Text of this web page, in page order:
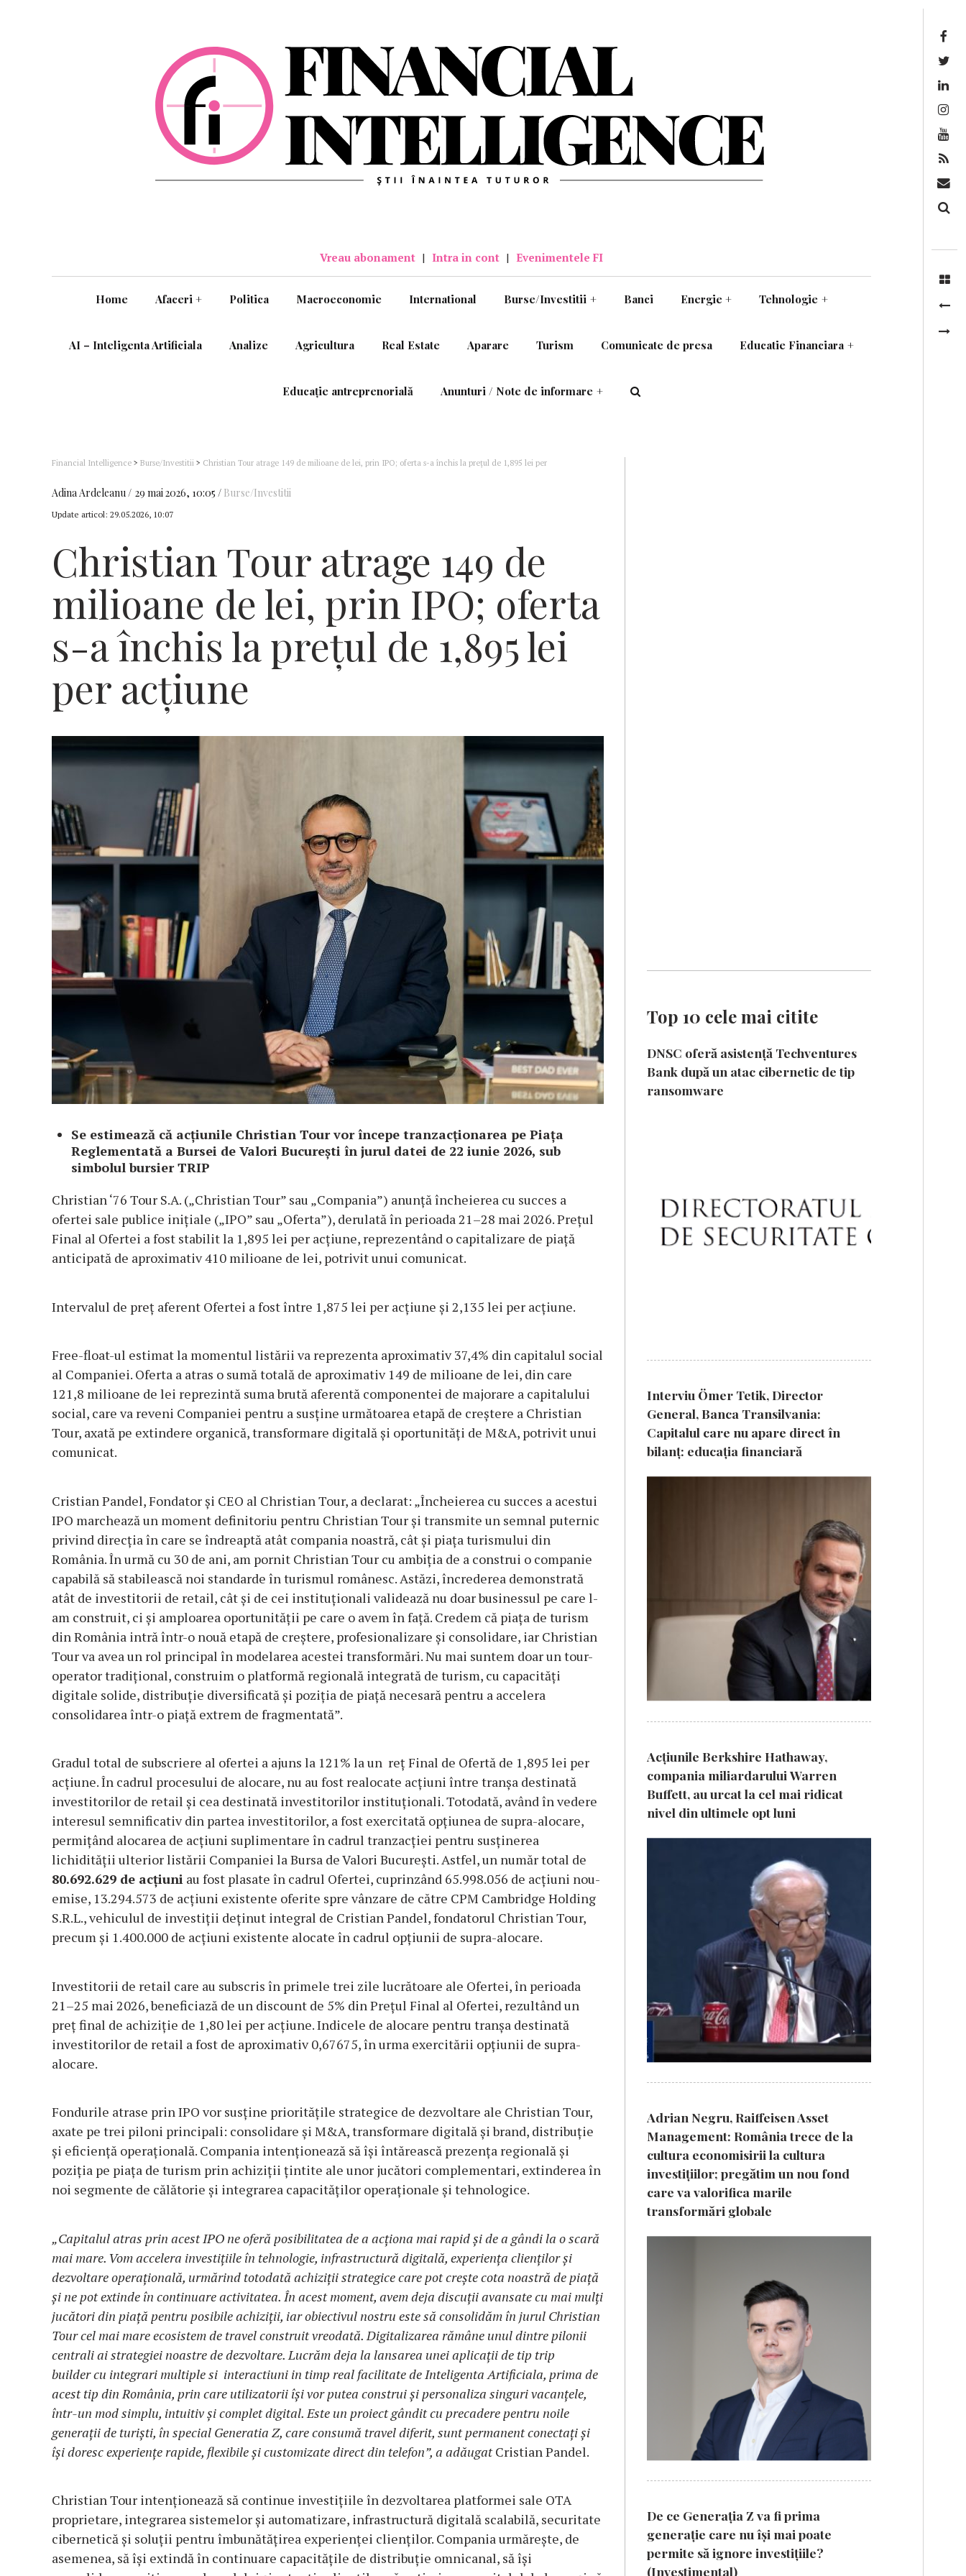
Vreau abonament | Intra in cont | Evenimentele FI
Home Afaceri + Politica Macroeconomie International Burse/Investitii + Banci Energie + Tehnologie +
AI – Inteligenta Artificiala Analize Agricultura Real Estate Aparare Turism Comunicate de presa Educatie Financiara +
Educație antreprenorială Anunturi / Note de informare +
Financial Intelligence > Burse/Investitii > Christian Tour atrage 149 de milioane de lei, prin IPO; oferta s-a închis la prețul de 1,895 lei per
Adina Ardeleanu 29 mai 2026, 10:05 Burse/Investitii
Update articol: 29.05.2026, 10:07
Christian Tour atrage 149 de
milioane de lei, prin IPO; oferta
s-a închis la prețul de 1,895 lei
per acțiune
Se estimează că acțiunile Christian Tour vor începe tranzacționarea pe Piața
Reglementată a Bursei de Valori București în jurul datei de 22 iunie 2026, sub
simbolul bursier TRIP
Christian ‘76 Tour S.A. („Christian Tour” sau „Compania”) anunță încheierea cu succes a
ofertei sale publice inițiale („IPO” sau „Oferta”), derulată în perioada 21–28 mai 2026. Prețul
Final al Ofertei a fost stabilit la 1,895 lei per acțiune, reprezentând o capitalizare de piață
anticipată de aproximativ 410 milioane de lei, potrivit unui comunicat.
Intervalul de preț aferent Ofertei a fost între 1,875 lei per acțiune și 2,135 lei per acțiune.
Free-float-ul estimat la momentul listării va reprezenta aproximativ 37,4% din capitalul social
al Companiei. Oferta a atras o sumă totală de aproximativ 149 de milioane de lei, din care
121,8 milioane de lei reprezintă suma brută aferentă componentei de majorare a capitalului
social, care va reveni Companiei pentru a susține următoarea etapă de creștere a Christian
Tour, axată pe extindere organică, transformare digitală și oportunități de M&A, potrivit unui
comunicat.
Cristian Pandel, Fondator și CEO al Christian Tour, a declarat: „Încheierea cu succes a acestui
IPO marchează un moment definitoriu pentru Christian Tour și transmite un semnal puternic
privind direcția în care se îndreaptă atât compania noastră, cât și piața turismului din
România. În urmă cu 30 de ani, am pornit Christian Tour cu ambiția de a construi o companie
capabilă să stabilească noi standarde în turismul românesc. Astăzi, încrederea demonstrată
atât de investitorii de retail, cât și de cei instituționali validează nu doar businessul pe care l-
am construit, ci și amploarea oportunității pe care o avem în față. Credem că piața de turism
din România intră într-o nouă etapă de creștere, profesionalizare și consolidare, iar Christian
Tour va avea un rol principal în modelarea acestei transformări. Nu mai suntem doar un tour-
operator tradițional, construim o platformă regională integrată de turism, cu capacități
digitale solide, distribuție diversificată și poziția de piață necesară pentru a accelera
consolidarea într-o piață extrem de fragmentată”.
Gradul total de subscriere al ofertei a ajuns la 121% la un reț Final de Ofertă de 1,895 lei per
acțiune. În cadrul procesului de alocare, nu au fost realocate acțiuni între tranșa destinată
investitorilor de retail și cea destinată investitorilor instituționali. Totodată, având în vedere
interesul semnificativ din partea investitorilor, a fost exercitată opțiunea de supra-alocare,
permițând alocarea de acțiuni suplimentare în cadrul tranzacției pentru susținerea
lichidității ulterior listării Companiei la Bursa de Valori București. Astfel, un număr total de
80.692.629 de acțiuni au fost plasate în cadrul Ofertei, cuprinzând 65.998.056 de acțiuni nou-
emise, 13.294.573 de acțiuni existente oferite spre vânzare de către CPM Cambridge Holding
S.R.L., vehiculul de investiții deținut integral de Cristian Pandel, fondatorul Christian Tour,
precum și 1.400.000 de acțiuni existente alocate în cadrul opțiunii de supra-alocare.
Investitorii de retail care au subscris în primele trei zile lucrătoare ale Ofertei, în perioada
21–25 mai 2026, beneficiază de un discount de 5% din Prețul Final al Ofertei, rezultând un
preț final de achiziție de 1,80 lei per acțiune. Indicele de alocare pentru tranșa destinată
investitorilor de retail a fost de aproximativ 0,67675, în urma exercitării opțiunii de supra-
alocare.
Fondurile atrase prin IPO vor susține prioritățile strategice de dezvoltare ale Christian Tour,
axate pe trei piloni principali: consolidare și M&A, transformare digitală și brand, distribuție
și eficiență operațională. Compania intenționează să își întărească prezența regională și
poziția pe piața de turism prin achiziții țintite ale unor jucători complementari, extinderea în
noi segmente de călătorie și integrarea capacităților operaționale și tehnologice.
„Capitalul atras prin acest IPO ne oferă posibilitatea de a acționa mai rapid și de a gândi la o scară
mai mare. Vom accelera investițiile în tehnologie, infrastructură digitală, experiența clienților și
dezvoltare operațională, urmărind totodată achiziții strategice care pot crește cota noastră de piață
și ne pot extinde în continuare activitatea. În acest moment, avem deja discuții avansate cu mai mulți
jucători din piață pentru posibile achiziții, iar obiectivul nostru este să consolidăm în jurul Christian
Tour cel mai mare ecosistem de travel construit vreodată. Digitalizarea rămâne unul dintre pilonii
centrali ai strategiei noastre de dezvoltare. Lucrăm deja la lansarea unei aplicații de tip trip
builder cu integrari multiple si interactiuni in timp real facilitate de Inteligenta Artificiala, prima de
acest tip din România, prin care utilizatorii își vor putea construi și personaliza singuri vacanțele,
într-un mod simplu, intuitiv și complet digital. Este un proiect gândit cu precadere pentru noile
generații de turiști, în special Generatia Z, care consumă travel diferit, sunt permanent conectați și
își doresc experiențe rapide, flexibile și customizate direct din telefon”, a adăugatCristian Pandel.
Christian Tour intenționează să continue investițiile în dezvoltarea platformei sale OTA
proprietare, integrarea sistemelor și automatizare, infrastructură digitală scalabilă, securitate
cibernetică și soluții pentru îmbunătățirea experienței clienților. Compania urmărește, de
asemenea, să își extindă în continuare capacitățile de distribuție omnicanal, să își
Top 10 cele mai citite
DNSC oferă asistență Techventures
Bank după un atac cibernetic de tip
ransomware
Interviu Ömer Tetik, Director
General, Banca Transilvania:
Capitalul care nu apare direct în
bilanț: educația financiară
Acțiunile Berkshire Hathaway,
compania miliardarului Warren
Buffett, au urcat la cel mai ridicat
nivel din ultimele opt luni
Adrian Negru, Raiffeisen Asset
Management: România trece de la
cultura economisirii la cultura
investițiilor; pregătim un nou fond
care va valorifica marile
transformări globale
De ce Generația Z va fi prima
generație care nu își mai poate
permite să ignore investițiile?
(Investimental)